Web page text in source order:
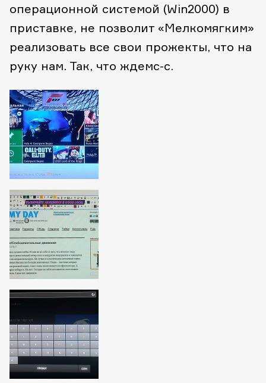
операционной системой (Win2000) в
приставке, не позволит «Мелкомягким»
реализовать все свои прожекты, что на
руку нам. Так, что ждемс-с.